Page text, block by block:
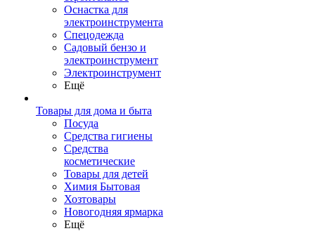
Оснастка для
электроинструмента
Спецодежда
Садовый бензо и
электроинструмент
Электроинструмент
Ещё
Товары для дома и быта
Посуда
Средства гигиены
Средства
косметические
Товары для детей
Химия Бытовая
Хозтовары
Новогодняя ярмарка
Ещё